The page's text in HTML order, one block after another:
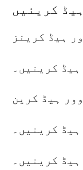
کرینیں
ہیڈ کرینز
کرینیں۔
ہیڈ کرین
کرینیں۔
کرینیں۔